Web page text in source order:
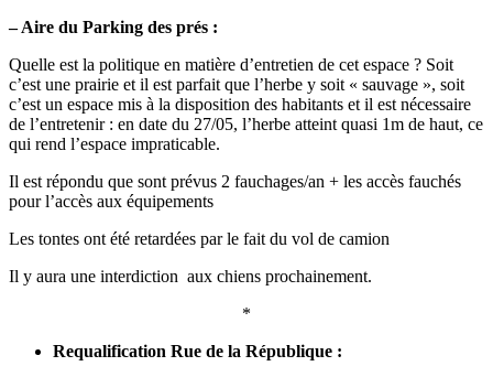
– Aire du Parking des prés :
Quelle est la politique en matière d’entretien de cet espace ? Soit
c’est une prairie et il est parfait que l’herbe y soit « sauvage », soit
c’est un espace mis à la disposition des habitants et il est nécessaire
de l’entretenir : en date du 27/05, l’herbe atteint quasi 1m de haut, ce
qui rend l’espace impraticable.
Il est répondu que sont prévus 2 fauchages/an + les accès fauchés
pour l’accès aux équipements
Les tontes ont été retardées par le fait du vol de camion
Il y aura une interdiction aux chiens prochainement.
*
Requalification Rue de la République :